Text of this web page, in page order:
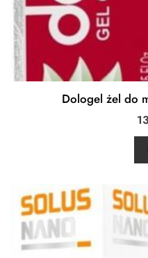
Dologel żel do